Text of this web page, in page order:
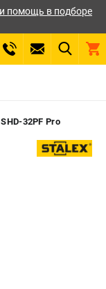
помощь в подборе
32PF Pro